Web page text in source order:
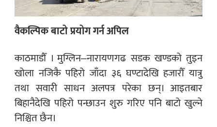
वैकल्पिक बाटो प्रयोग गर्न अपिल
काठमाडौँ । मुग्लिन–नारायणगढ सडक खण्डको तुइन
खोला नजिकै पहिरो जाँदा ३६ घण्टादेखि हजारौँ यात्रु
तथा सवारी साधन अलपत्र परेका छन्। आइतबार
बिहानैदेखि पहिरो पन्छाउन शुरु गरिए पनि बाटो खुल्ने
निश्चित छैन।